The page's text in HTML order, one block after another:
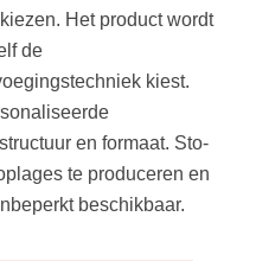
Het product wordt
de
kiest.
en formaat. Sto-
te produceren en
beschikbaar.